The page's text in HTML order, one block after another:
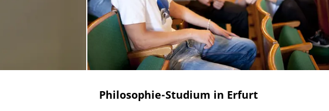
Philosophie-Studium in Erfurt